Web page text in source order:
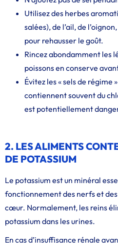
Utilisez des herbes
salées), de l’ail, de
pour rehausser le goût.
Rincez abondamment les
poissons en conserve
Évitez les « sels de régime
contiennent souvent du
est potentiellement
2. LES ALIMENTS
DE POTASSIUM
Le potassium est un minéral
fonctionnement des nerfs et
cœur. Normalement, les reins
potassium dans les urines.
En cas d’insuffisance rénale